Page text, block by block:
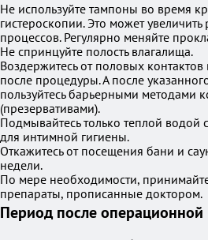
Не используйте тампоны во время
гистероскопии. Это может
процессов. Регулярно меняйте
Не спринцуйте полость влагалища.
Воздержитесь от половых
после процедуры. А после
пользуйтесь барьерными методами
(презервативами).
Подмывайтесь только теплой
для интимной гигиены.
Откажитесь от посещения бани и
недели.
По мере необходимости,
препараты, прописанные доктором.
Период после операционной